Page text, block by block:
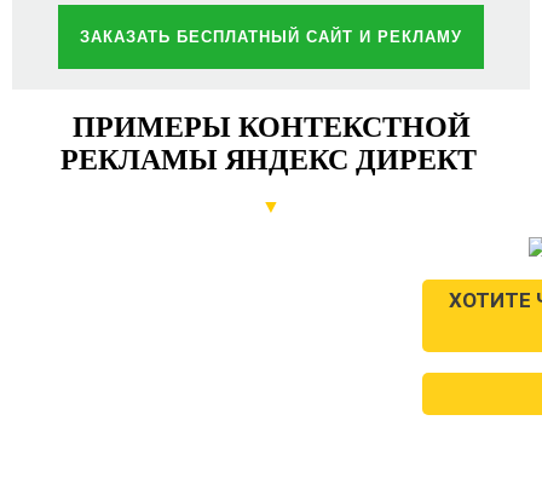
ЗАКАЗАТЬ БЕСПЛАТНЫЙ САЙТ И РЕКЛАМУ
ПРИМЕРЫ КОНТЕКСТНОЙ
РЕКЛАМЫ ЯНДЕКС ДИРЕКТ
▼
ХОТИТЕ